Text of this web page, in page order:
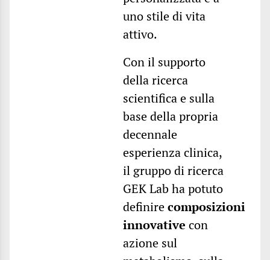
uno stile di vita
attivo.
Con il supporto
della ricerca
scientifica e sulla
base della propria
decennale
esperienza clinica,
il gruppo di ricerca
GEK Lab ha potuto
definirecomposizioni
innovative con
azione sul